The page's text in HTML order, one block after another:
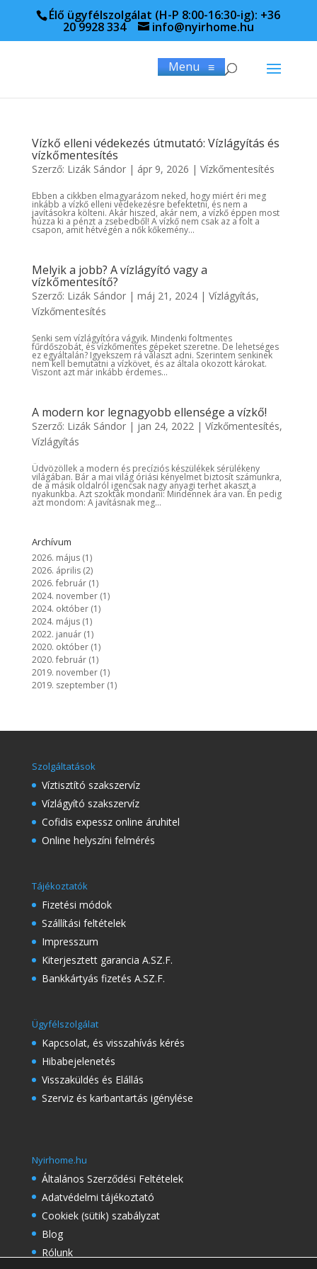
Élő ügyfélszolgálat (H-P 8:00-16:30-ig): +36
20 9928 334 info@nyirhome.hu
Menu≡
Vízkő elleni védekezés útmutató: Vízlágyítás és
vízkőmentesítés
Szerző: Lizák Sándor| ápr 9, 2026 | Vízkőmentesítés
Ebben a cikkben elmagyarázom neked, hogy miért éri meg
inkább a vízkő elleni védekezésre befektetni, és nem a
javításokra költeni. Akár hiszed, akár nem, a vízkő éppen most
húzza ki a pénzt a zsebedből! A vízkő nem csak az a folt a
csapon, amit hétvégén a nők kőkemény...
Melyik a jobb? A vízlágyító vagy a
vízkőmentesítő?
Szerző: Lizák Sándor| máj 21, 2024| Vízlágyítás,
Vízkőmentesítés
Senki sem vízlágyítóra vágyik. Mindenki foltmentes
fűrdőszobát, és vízkőmentes gépeket szeretne. De lehetséges
ez egyáltalán? Igyekszem rá választ adni. Szerintem senkinek
nem kell bemutatni a vízkövet, és az általa okozott károkat.
Viszont azt már inkább érdemes...
A modern kor legnagyobb ellensége a vízkő!
Szerző: Lizák Sándor| jan 24, 2022| Vízkőmentesítés,
Vízlágyítás
Üdvözöllek a modern és precíziós készülékek sérülékeny
világában. Bár a mai világ óriási kényelmet biztosít számunkra,
de a másik oldalról igencsak nagy anyagi terhet akaszt a
nyakunkba. Azt szokták mondani: Mindennek ára van. Én pedig
azt mondom: A javításnak meg...
Archívum
2026. május(1)
2026. április(2)
2026. február(1)
2024. november(1)
2024. október(1)
2024. május(1)
2022. január(1)
2020. október(1)
2020. február(1)
2019. november(1)
2019. szeptember(1)
Szolgáltatások
Víztisztító szakszervíz
Vízlágyító szakszervíz
Cofidis expessz online áruhitel
Online helyszíni felmérés
Tájékoztatók
Fizetési módok
Szállítási feltételek
Impresszum
Kiterjesztett garancia A.SZ.F.
Bankkártyás fizetés A.SZ.F.
Ügyfélszolgálat
Kapcsolat, és visszahívás kérés
Hibabejelenetés
Visszaküldés és Elállás
Szerviz és karbantartás igénylése
Nyirhome.hu
Általános Szerződési Feltételek
Adatvédelmi tájékoztató
Cookiek (sütik) szabályzat
Blog
Rólunk